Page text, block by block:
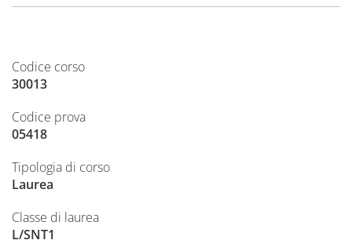
Codice corso
30013
Codice prova
05418
Tipologia di corso
Laurea
Classe di laurea
L/SNT1